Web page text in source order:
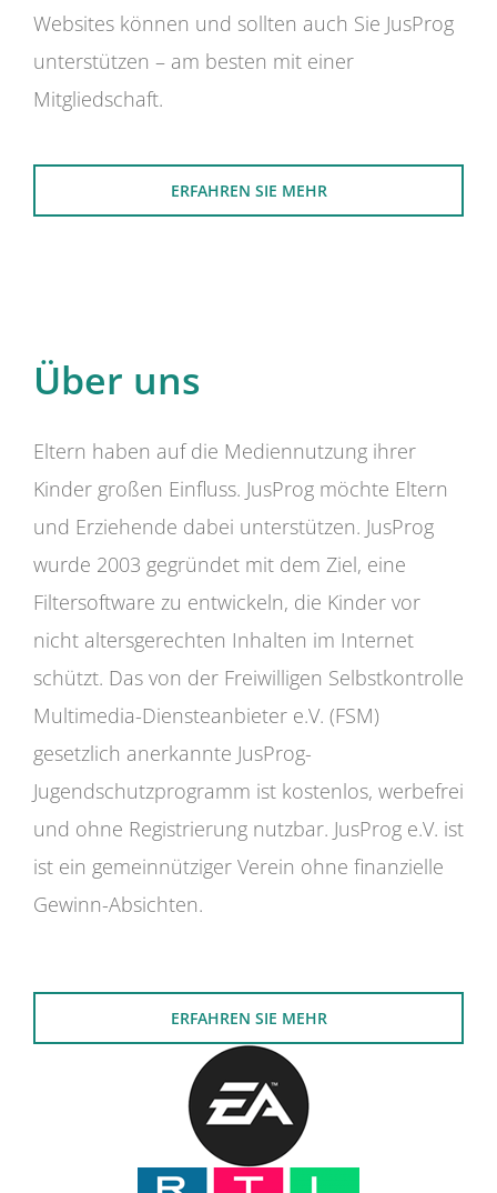
Websites können und sollten auch Sie JusProg
unterstützen – am besten mit einer
Mitgliedschaft.
ERFAHREN SIE MEHR
Über uns
Eltern haben auf die Mediennutzung ihrer
Kinder großen Einfluss. JusProg möchte Eltern
und Erziehende dabei unterstützen. JusProg
wurde 2003 gegründet mit dem Ziel, eine
Filtersoftware zu entwickeln, die Kinder vor
nicht altersgerechten Inhalten im Internet
schützt. Das von der Freiwilligen Selbstkontrolle
Multimedia-Diensteanbieter e.V. (FSM)
gesetzlich anerkannte JusProg-
Jugendschutzprogramm ist kostenlos, werbefrei
und ohne Registrierung nutzbar. JusProg e.V. ist
ist ein gemeinnütziger Verein ohne finanzielle
Gewinn-Absichten.
ERFAHREN SIE MEHR